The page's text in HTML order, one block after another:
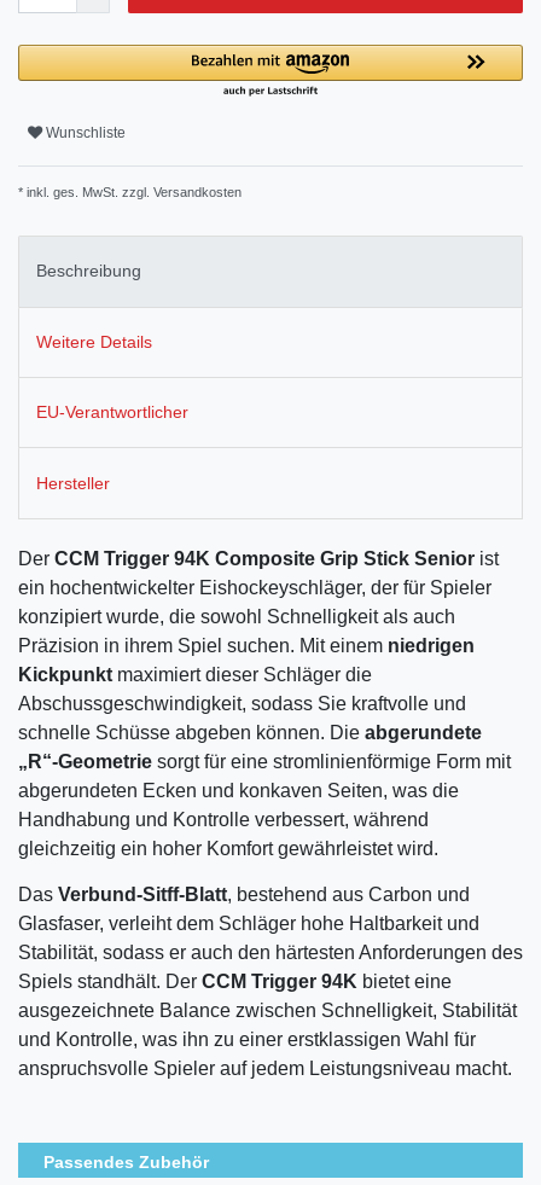
Wunschliste
* inkl. ges. MwSt. zzgl. Versandkosten
Beschreibung
Weitere Details
EU-Verantwortlicher
Hersteller
Der CCM Trigger 94K Composite Grip Stick Senior ist
ein hochentwickelter Eishockeyschläger, der für Spieler
konzipiert wurde, die sowohl Schnelligkeit als auch
Präzision in ihrem Spiel suchen. Mit einem niedrigen
Kickpunkt maximiert dieser Schläger die
Abschussgeschwindigkeit, sodass Sie kraftvolle und
schnelle Schüsse abgeben können. Die abgerundete
„R“-Geometrie sorgt für eine stromlinienförmige Form mit
abgerundeten Ecken und konkaven Seiten, was die
Handhabung und Kontrolle verbessert, während
gleichzeitig ein hoher Komfort gewährleistet wird.
Das Verbund-Sitff-Blatt, bestehend aus Carbon und
Glasfaser, verleiht dem Schläger hohe Haltbarkeit und
Stabilität, sodass er auch den härtesten Anforderungen des
Spiels standhält. Der CCM Trigger 94K bietet eine
ausgezeichnete Balance zwischen Schnelligkeit, Stabilität
und Kontrolle, was ihn zu einer erstklassigen Wahl für
anspruchsvolle Spieler auf jedem Leistungsniveau macht.
Passendes Zubehör